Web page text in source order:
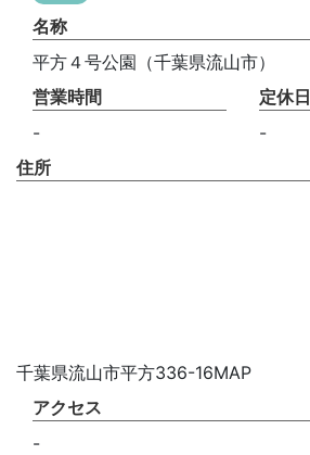
名称
平方４号公園（千葉県流山市）
営業時間
-
定休日
-
住所
千葉県流山市平方336-16MAP
アクセス
-